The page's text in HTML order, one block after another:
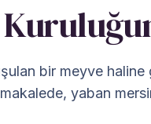
bir meyve
yaban